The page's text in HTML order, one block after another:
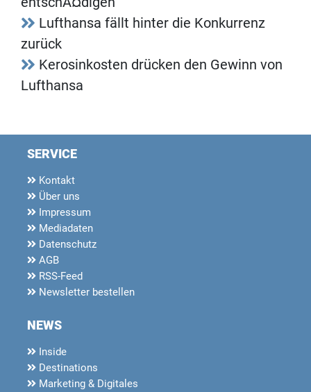
Lufthansa fällt hinter die Konkurrenz
zurück
Kerosinkosten drücken den Gewinn von
Lufthansa
SERVICE
Kontakt
Über uns
Impressum
Mediadaten
Datenschutz
AGB
RSS-Feed
Newsletter bestellen
NEWS
Inside
Destinations
Marketing & Digitales